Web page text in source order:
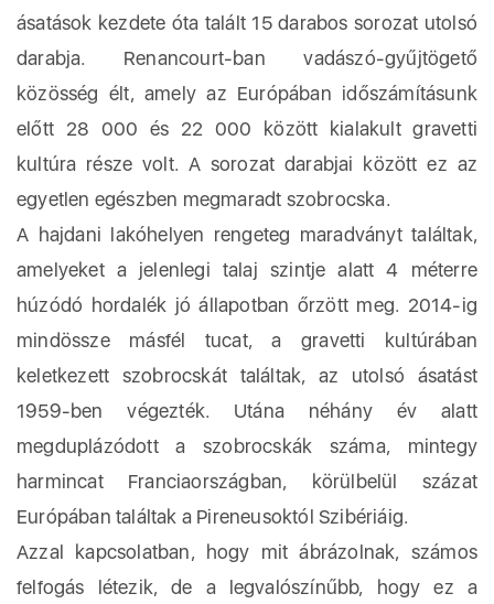
ásatások kezdete óta talált 15 darabos sorozat utolsó
darabja. Renancourt-ban vadászó-gyűjtögető
közösség élt, amely az Európában időszámításunk
előtt 28 000 és 22 000 között kialakult gravetti
kultúra része volt. A sorozat darabjai között ez az
egyetlen egészben megmaradt szobrocska.
A hajdani lakóhelyen rengeteg maradványt találtak,
amelyeket a jelenlegi talaj szintje alatt 4 méterre
húzódó hordalék jó állapotban őrzött meg. 2014-ig
mindössze másfél tucat, a gravetti kultúrában
keletkezett szobrocskát találtak, az utolsó ásatást
1959-ben végezték. Utána néhány év alatt
megduplázódott a szobrocskák száma, mintegy
harmincat Franciaországban, körülbelül százat
Európában találtak a Pireneusoktól Szibériáig.
Azzal kapcsolatban, hogy mit ábrázolnak, számos
felfogás létezik, de a legvalószínűbb, hogy ez a